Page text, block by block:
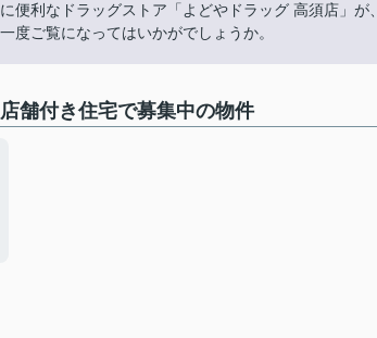
便利なドラッグストア「よどやドラッグ 高須店」
度ご覧になってはいかがでしょうか。
舗付き住宅で募集中の物件